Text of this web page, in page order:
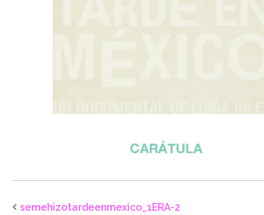
semehizotardeenmexico_1ERA-2